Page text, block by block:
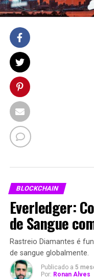
BLOCKCHAIN
Everledger:
de Sangue
Rastreio Diamantes é
de sangue globalmente.
Publicado a 5
Por: Ronan Alves